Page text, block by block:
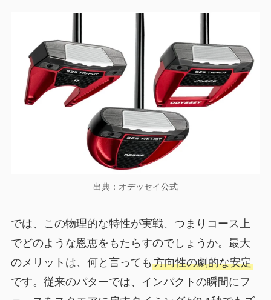
出典：オデッセイ公式
では、この物理的な特性が実戦、つまりコース上
でどのような恩恵をもたらすのでしょうか。最大
のメリットは、何と言っても 方向性の劇的な安定
です。従来のパターでは、インパクトの瞬間にフ